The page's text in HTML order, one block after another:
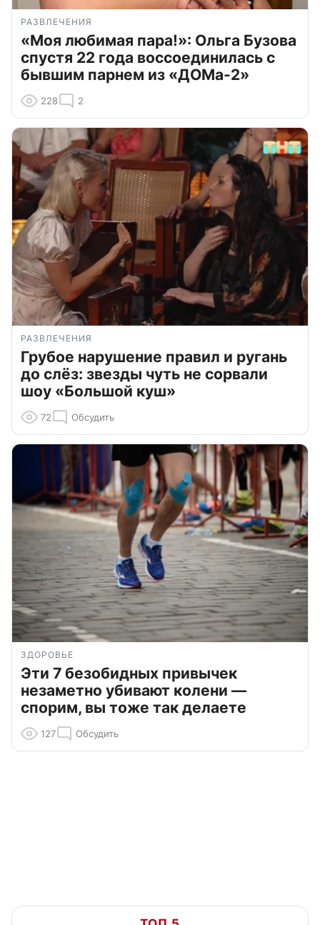
РАЗВЛЕЧЕНИЯ
«Моя любимая пара!»: Ольга Бузова
спустя 22 года воссоединилась с
бывшим парнем из «ДОМа-2»
228 2
РАЗВЛЕЧЕНИЯ
Грубое нарушение правил и ругань
до слёз: звезды чуть не сорвали
шоу «Большой куш»
72 Обсудить
ЗДОРОВЬЕ
Эти 7 безобидных привычек
незаметно убивают колени —
спорим, вы тоже так делаете
127 Обсудить